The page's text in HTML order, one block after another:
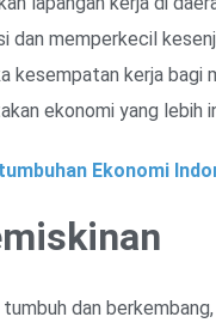
dan memperkecil
kesempatan kerja bagi
ekonomi yang lebih
Ekonomi
dan